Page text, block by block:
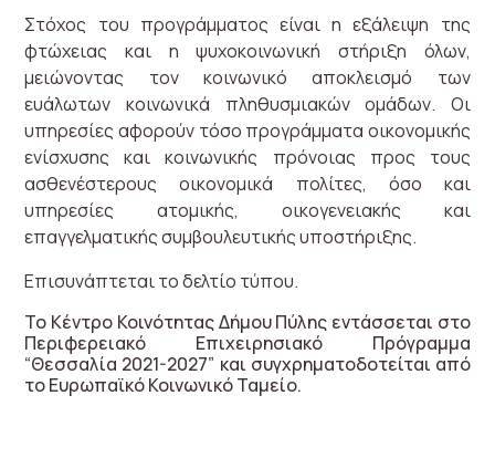
Στόχος του προγράμματος είναι η εξάλειψη της
φτώχειας και η ψυχοκοινωνική στήριξη όλων,
μειώνοντας τον κοινωνικό αποκλεισμό των
ευάλωτων κοινωνικά πληθυσμιακών ομάδων. Οι
υπηρεσίες αφορούν τόσο προγράμματα οικονομικής
ενίσχυσης και κοινωνικής πρόνοιας προς τους
ασθενέστερους οικονομικά πολίτες, όσο και
υπηρεσίες ατομικής, οικογενειακής και
επαγγελματικής συμβουλευτικής υποστήριξης.
Επισυνάπτεται το δελτίο τύπου.
Το Κέντρο Κοινότητας Δήμου Πύλης εντάσσεται στο
Περιφερειακό Επιχειρησιακό Πρόγραμμα
“Θεσσαλία 2021-2027” και συγχρηματοδοτείται από
το Ευρωπαϊκό Κοινωνικό Ταμείο.